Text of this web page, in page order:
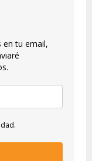
en tu email,